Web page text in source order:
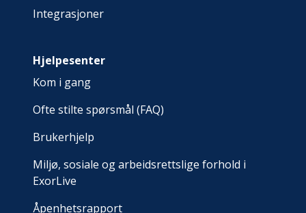
Integrasjoner
Hjelpesenter
Kom i gang
Ofte stilte spørsmål (FAQ)
Brukerhjelp
Miljø, sosiale og arbeidsrettslige forhold i
ExorLive
Åpenhetsrapport